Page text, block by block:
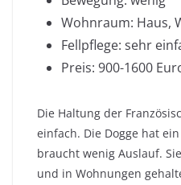
Wohnraum: Haus,
Fellpflege: sehr
Preis: 900-1600
Die Haltung der
einfach. Die Dogge hat
braucht wenig Auslauf.
und in Wohnungen